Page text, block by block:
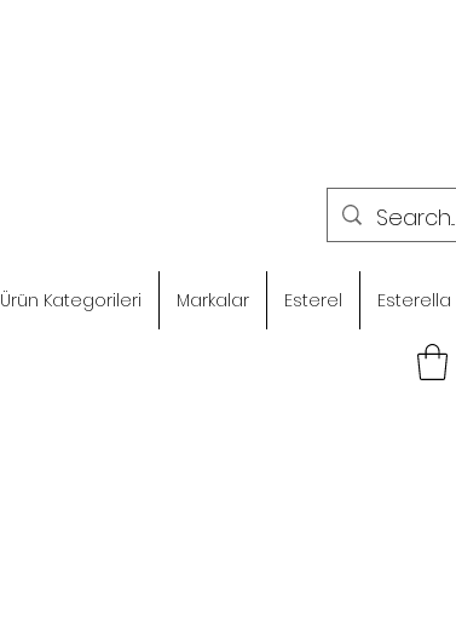
Ürün Kategorileri Markalar Esterel Esterella